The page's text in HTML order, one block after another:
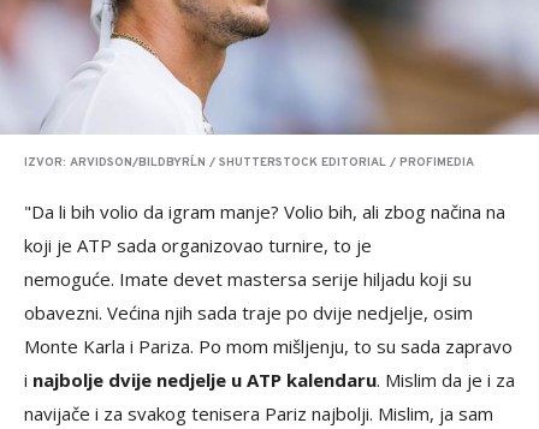
IZVOR: ARVIDSON/BILDBYRĹN / SHUTTERSTOCK EDITORIAL / PROFIMEDIA
"Da li bih volio da igram manje? Volio bih, ali zbog načina na
koji je ATP sada organizovao turnire, to je
nemoguće. Imate devet mastersa serije hiljadu koji su
obavezni. Većina njih sada traje po dvije nedjelje, osim
Monte Karla i Pariza. Po mom mišljenju, to su sada zapravo
i najbolje dvije nedjelje u ATP kalendaru. Mislim da je i za
navijače i za svakog tenisera Pariz najbolji. Mislim, ja sam